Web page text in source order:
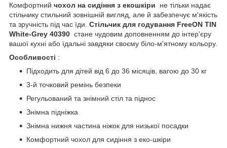
Комфортний чохол на сидіння з екошкіри не тільки надає
стільчику стильний зовнішній вигляд, але й забезпечує м'якість
та зручність під час їди. Стільчик для годування FreeON TIN
White-Grey 40390 стане чудовим доповненням до інтер'єру
вашої кухні або їдальні завдяки своєму біло-м'ятному кольору.
Особливості :
Підходить для дітей від 6 до 36 місяців, вагою до 30 кг
3-й точковий ремінь безпеки
Регульований та знімний стіл та піднос
Знімна підніжка
Знімна нижня частина ніжок для низької посадки
Комфортний чохол для сидіння з еко-шкіри